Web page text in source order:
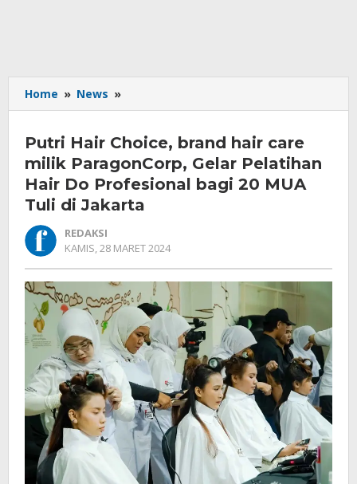
Home » News »
Hair
brand
hair
care
milik
ParagonCorp,
Pelatihan
Profesional
bagi
20
MUA
Tuli
di
Jakarta
Putri Hair Choice, brand hair care
milik ParagonCorp, Gelar Pelatihan
Hair Do Profesional bagi 20 MUA
Tuli di Jakarta
REDAKSI
KAMIS, 28 MARET 2024